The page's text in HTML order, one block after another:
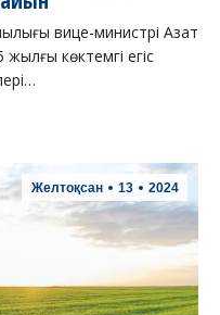
вице-министрі Азат
көктемгі егіс
Желтоқсан 13 2024